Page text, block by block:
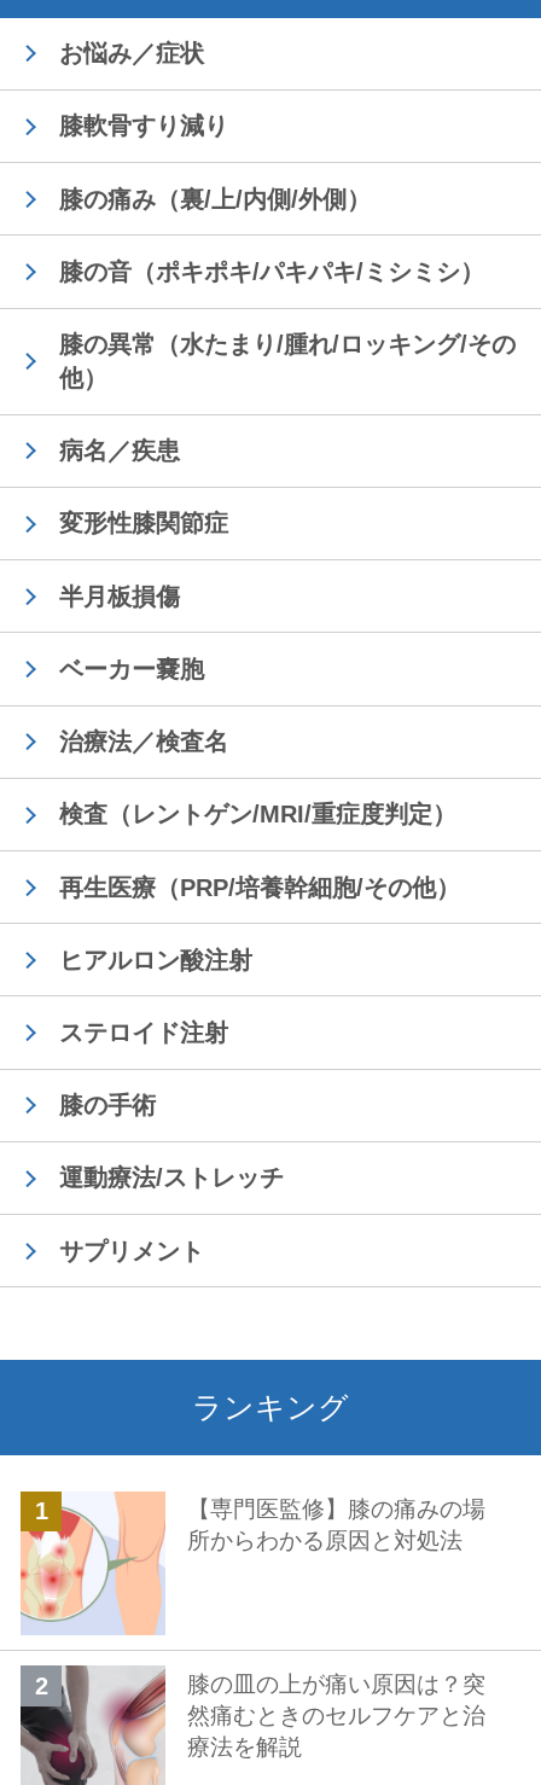
お悩み／症状
膝軟骨すり減り
膝の痛み（裏/上/内側/外側）
膝の音（ポキポキ/パキパキ/ミシミシ）
膝の異常（水たまり/腫れ/ロッキング/その
他）
病名／疾患
変形性膝関節症
半月板損傷
ベーカー嚢胞
治療法／検査名
検査（レントゲン/MRI/重症度判定）
再生医療（PRP/培養幹細胞/その他）
ヒアルロン酸注射
ステロイド注射
膝の手術
運動療法/ストレッチ
サプリメント
ランキング
【専門医監修】膝の痛みの場
所からわかる原因と対処法
膝の皿の上が痛い原因は？突
然痛むときのセルフケアと治
療法を解説